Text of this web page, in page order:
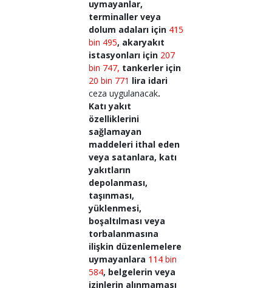
uymayanlar,
terminaller veya
dolum adaları için 415
bin 495, akaryakıt
istasyonları için 207
bin 747, tankerler için
20 bin 771 lira idari
ceza uygulanacak.
Katı yakıt
özelliklerini
sağlamayan
maddeleri ithal eden
veya satanlara, katı
yakıtların
depolanması,
taşınması,
yüklenmesi,
boşaltılması veya
torbalanmasına
ilişkin düzenlemelere
uymayanlara 114 bin
584, belgelerin veya
izinlerin alınmaması